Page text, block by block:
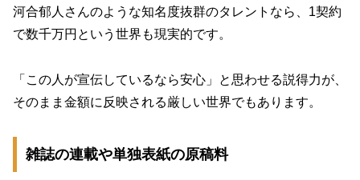
河合郁人さんのような知名度抜群のタレントなら、1契約
で数千万円という世界も現実的です。
「この人が宣伝しているなら安心」と思わせる説得力が、
そのまま金額に反映される厳しい世界でもあります。
雑誌の連載や単独表紙の原稿料